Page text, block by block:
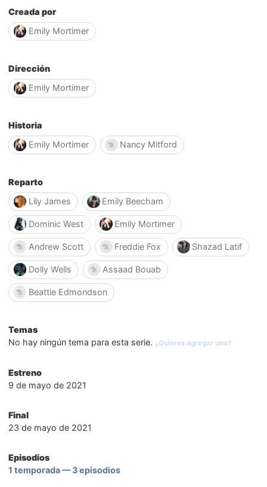
Creada por
Emily Mortimer
Dirección
Emily Mortimer
Historia
Emily Mortimer
Nancy Mitford
Reparto
Lily James
Emily Beecham
Dominic West Emily Mortimer
Andrew Scott Freddie Fox Shazad Latif
Dolly Wells Assaad Bouab
Beattie Edmondson
Temas
No hay ningún tema para esta serie. ¿Quieres agregar uno?
Estreno
9 de mayo de 2021
Final
23 de mayo de 2021
Episodios
1 temporada — 3 episodios